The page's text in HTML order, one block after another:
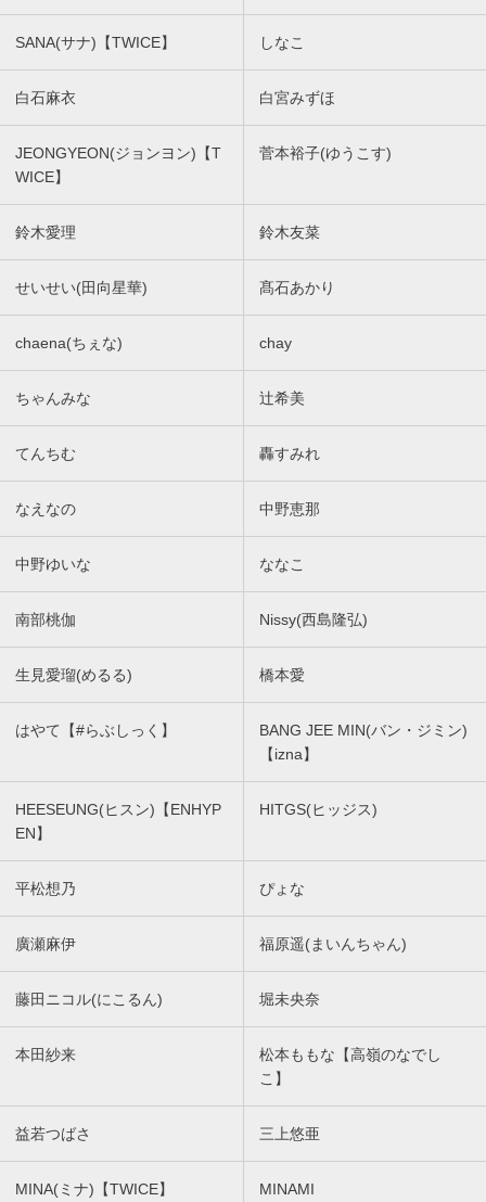
SANA(サナ)【TWICE】 しなこ
白石麻衣 白宮みずほ
JEONGYEON(ジョンヨン)【T
WICE】
菅本裕子(ゆうこす)
鈴木愛理 鈴木友菜
せいせい(田向星華) 髙石あかり
chaena(ちぇな) chay
ちゃんみな 辻希美
てんちむ 轟すみれ
なえなの 中野恵那
中野ゆいな ななこ
南部桃伽 Nissy(西島隆弘)
生見愛瑠(めるる) 橋本愛
はやて【#らぶしっく】
BANG JEE MIN(バン・ジミン)
【izna】
HEESEUNG(ヒスン)【ENHYP
EN】
HITGS(ヒッジス)
平松想乃 ぴょな
廣瀬麻伊 福原遥(まいんちゃん)
藤田ニコル(にこるん) 堀未央奈
本田紗来
松本ももな【高嶺のなでし
こ】
益若つばさ 三上悠亜
MINA(ミナ)【TWICE】 MINAMI